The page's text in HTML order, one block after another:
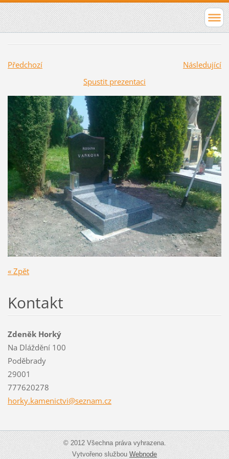
Předchozí
Následující
Spustit prezentaci
« Zpět
Kontakt
Zdeněk Horký
Na Dláždění 100
Poděbrady
29001
777620278
horky.kamenictvi@seznam.cz
© 2012 Všechna práva vyhrazena.
Vytvořeno službouWebnode